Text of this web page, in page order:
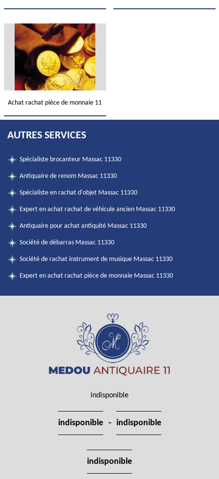
Achat rachat pièce de monnaie 11
AUTRES SERVICES
Spécialiste brocanteur Massac 11330
Antiquaire de renom Massac 11330
Spécialiste en rachat d'objet Massac 11330
Expert en achat rachat de véhicule ancien Massac 11330
Antiquaire pour achat antiquité Massac 11330
Société de débarras Massac 11330
Société de rachat instrument de musique Massac 11330
Expert en achat rachat pièce de monnaie Massac 11330
indisponible
indisponible - indisponible
indisponible